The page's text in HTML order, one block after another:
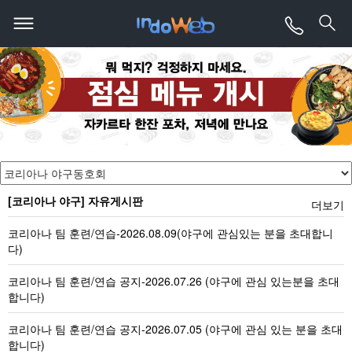
[코리아나 야구] 자유게시판
코리아나 팀 훈련/연습-2026.08.09(야구에 관심있는 분을 초대합니
다)
코리아나 팀 훈련/연습 공지-2026.07.26 (야구에 관심 있는분을 초대
합니다)
코리아나 팀 훈련/연습 공지-2026.07.05 (야구에 관심 있는 분을 초대
합니다)
더보기